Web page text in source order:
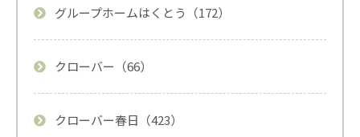
グループホームはくとう（172）
クローバー（66）
クローバー春日（423）